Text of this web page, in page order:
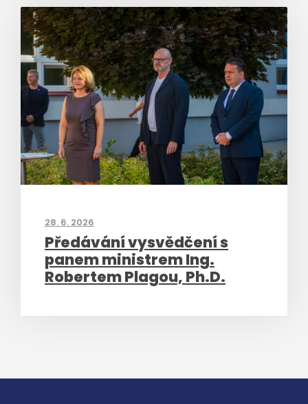
28. 6. 2026
Předávání vysvědčení s
panem ministrem Ing.
Robertem Plagou, Ph.D.